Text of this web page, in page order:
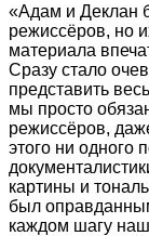
«Адам и Деклан
режиссёров, но
материала
Сразу стало
представить
мы просто
режиссёров,
этого ни одного
картины и
был
каждом шагу